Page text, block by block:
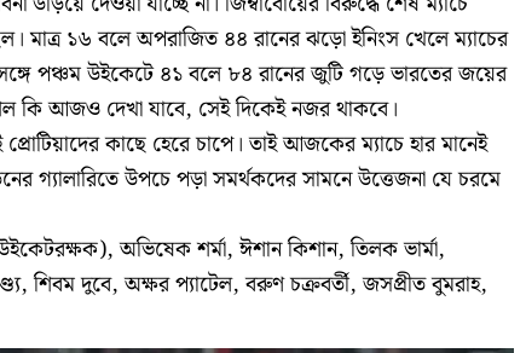
মাত্র ১৬ বলে অপরাজিত ৪৪ রানের ঝড়ো ইনিংস খেলে ম্যাচের
সঙ্গে পঞ্চম উইকেটে ৪১ বলে ৮৪ রানের জুটি গড়ে ভারতের জয়ের
আজও দেখা যাবে, সেই দিকেই নজর থাকবে।
কাছে হেরে চাপে। তাই আজকের ম্যাচে হার মানেই
গ্যালারিতে উপচে পড়া সমর্থকদের সামনে উত্তেজনা যে চরমে
অভিষেক শর্মা, ঈশান কিশান, তিলক ভার্মা,
শিবম দুবে, অক্ষর প্যাটেল, বরুণ চক্রবর্তী, জসপ্রীত বুমরাহ,